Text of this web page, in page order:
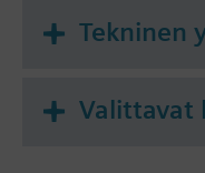
Tekninen
Valittavat